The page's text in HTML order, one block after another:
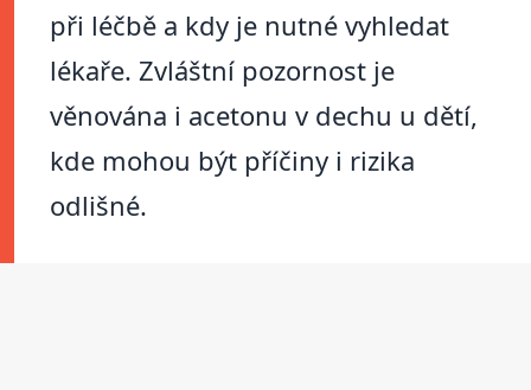
při léčbě a kdy je nutné vyhledat
lékaře. Zvláštní pozornost je
věnována i acetonu v dechu u dětí,
kde mohou být příčiny i rizika
odlišné.